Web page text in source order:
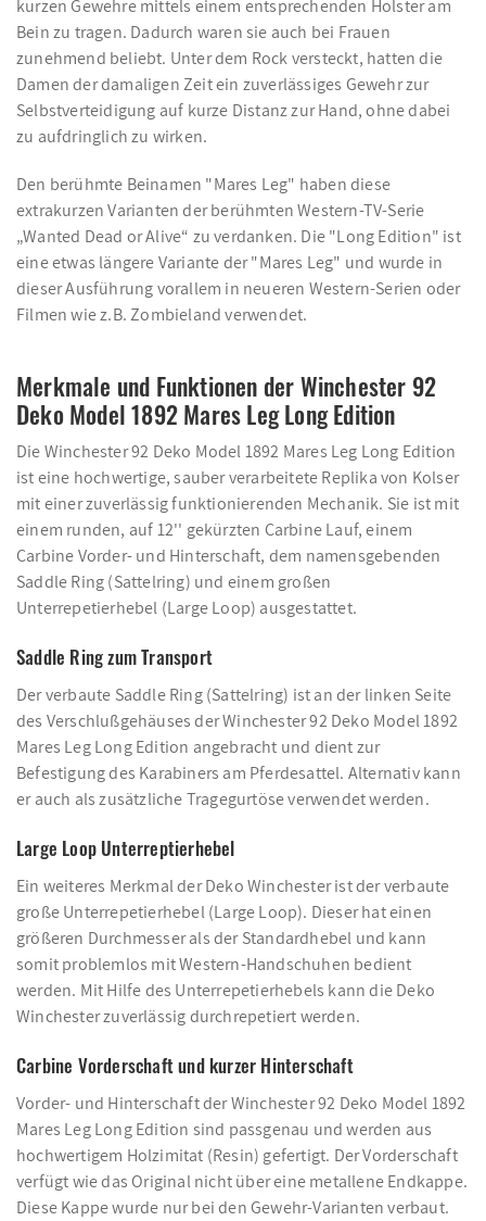
kurzen Gewehre mittels einem entsprechenden Holster am
Bein zu tragen. Dadurch waren sie auch bei Frauen
zunehmend beliebt. Unter dem Rock versteckt, hatten die
Damen der damaligen Zeit ein zuverlässiges Gewehr zur
Selbstverteidigung auf kurze Distanz zur Hand, ohne dabei
zu aufdringlich zu wirken.
Den berühmte Beinamen "Mares Leg" haben diese
extrakurzen Varianten der berühmten Western-TV-Serie
„Wanted Dead or Alive“ zu verdanken. Die "Long Edition" ist
eine etwas längere Variante der "Mares Leg" und wurde in
dieser Ausführung vorallem in neueren Western-Serien oder
Filmen wie z.B. Zombieland verwendet.
Merkmale und Funktionen der Winchester 92
Deko Model 1892 Mares Leg Long Edition
Die Winchester 92 Deko Model 1892 Mares Leg Long Edition
ist eine hochwertige, sauber verarbeitete Replika von Kolser
mit einer zuverlässig funktionierenden Mechanik. Sie ist mit
einem runden, auf 12'' gekürzten Carbine Lauf, einem
Carbine Vorder- und Hinterschaft, dem namensgebenden
Saddle Ring (Sattelring) und einem großen
Unterrepetierhebel (Large Loop) ausgestattet.
Saddle Ring zum Transport
Der verbaute Saddle Ring (Sattelring) ist an der linken Seite
des Verschlußgehäuses der Winchester 92 Deko Model 1892
Mares Leg Long Edition angebracht und dient zur
Befestigung des Karabiners am Pferdesattel. Alternativ kann
er auch als zusätzliche Tragegurtöse verwendet werden.
Large Loop Unterreptierhebel
Ein weiteres Merkmal der Deko Winchester ist der verbaute
große Unterrepetierhebel (Large Loop). Dieser hat einen
größeren Durchmesser als der Standardhebel und kann
somit problemlos mit Western-Handschuhen bedient
werden. Mit Hilfe des Unterrepetierhebels kann die Deko
Winchester zuverlässig durchrepetiert werden.
Carbine Vorderschaft und kurzer Hinterschaft
Vorder- und Hinterschaft der Winchester 92 Deko Model 1892
Mares Leg Long Edition sind passgenau und werden aus
hochwertigem Holzimitat (Resin) gefertigt. Der Vorderschaft
verfügt wie das Original nicht über eine metallene Endkappe.
Diese Kappe wurde nur bei den Gewehr-Varianten verbaut.